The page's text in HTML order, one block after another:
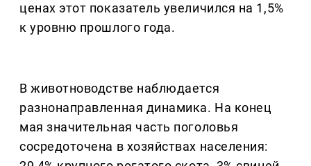
ценах этот показатель увеличился на 1,5%
к уровню прошлого года.
В животноводстве наблюдается
разнонаправленная динамика. На конец
мая значительная часть поголовья
сосредоточена в хозяйствах населения: